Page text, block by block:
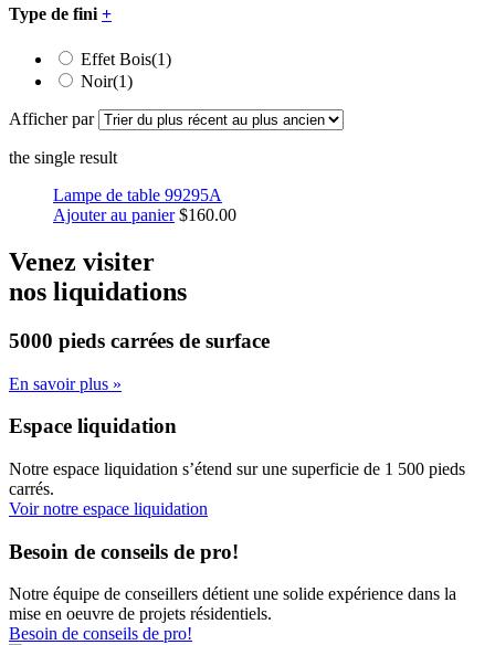
Type de fini +
Effet Bois(1)
Noir(1)
Afficher par
the single result
Lampe de table 99295A
Ajouter au panier $160.00
Venez visiter
nos liquidations
5000 pieds carrées de surface
En savoir plus »
Espace liquidation
Notre espace liquidation s’étend sur une superficie de 1 500 pieds
carrés.
Voir notre espace liquidation
Besoin de conseils de pro!
Notre équipe de conseillers détient une solide expérience dans la
mise en oeuvre de projets résidentiels.
Besoin de conseils de pro!